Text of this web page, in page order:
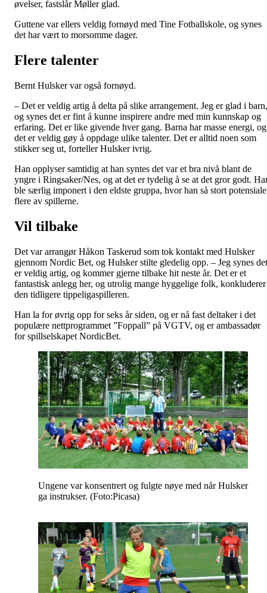
øvelser, fastslår Møller glad.
Guttene var ellers veldig fornøyd med Tine Fotballskole, og synes
det har vært to morsomme dager.
Flere talenter
Bernt Hulsker var også fornøyd.
– Det er veldig artig å delta på slike arrangement. Jeg er glad i barn,
og synes det er fint å kunne inspirere andre med min kunnskap og
erfaring. Det er like givende hver gang. Barna har masse energi, og
det er veldig gøy å oppdage ulike talenter. Det er alltid noen som
stikker seg ut, forteller Hulsker ivrig.
Han opplyser samtidig at han syntes det var et bra nivå blant de
yngre i Ringsaker/Nes, og at det er tydelig å se at det gror godt.
ble særlig imponert i den eldste gruppa, hvor han så stort
flere av spillerne.
Vil tilbake
Det var arrangør Håkon Taskerud som tok kontakt med Hulsker
gjennom Nordic Bet, og Hulsker stilte gledelig opp. – Jeg synes det
er veldig artig, og kommer gjerne tilbake hit neste år. Det er et
fantastisk anlegg her, og utrolig mange hyggelige folk, konkluderer
den tidligere tippeligaspilleren.
Han la for øvrig opp for seks år siden, og er nå fast deltaker i det
populære nettprogrammet ”Foppall” på VGTV, og er ambassadør
for spillselskapet NordicBet.
Ungene var konsentrert og fulgte nøye med når Hulsker
ga instrukser. (Foto:Picasa)